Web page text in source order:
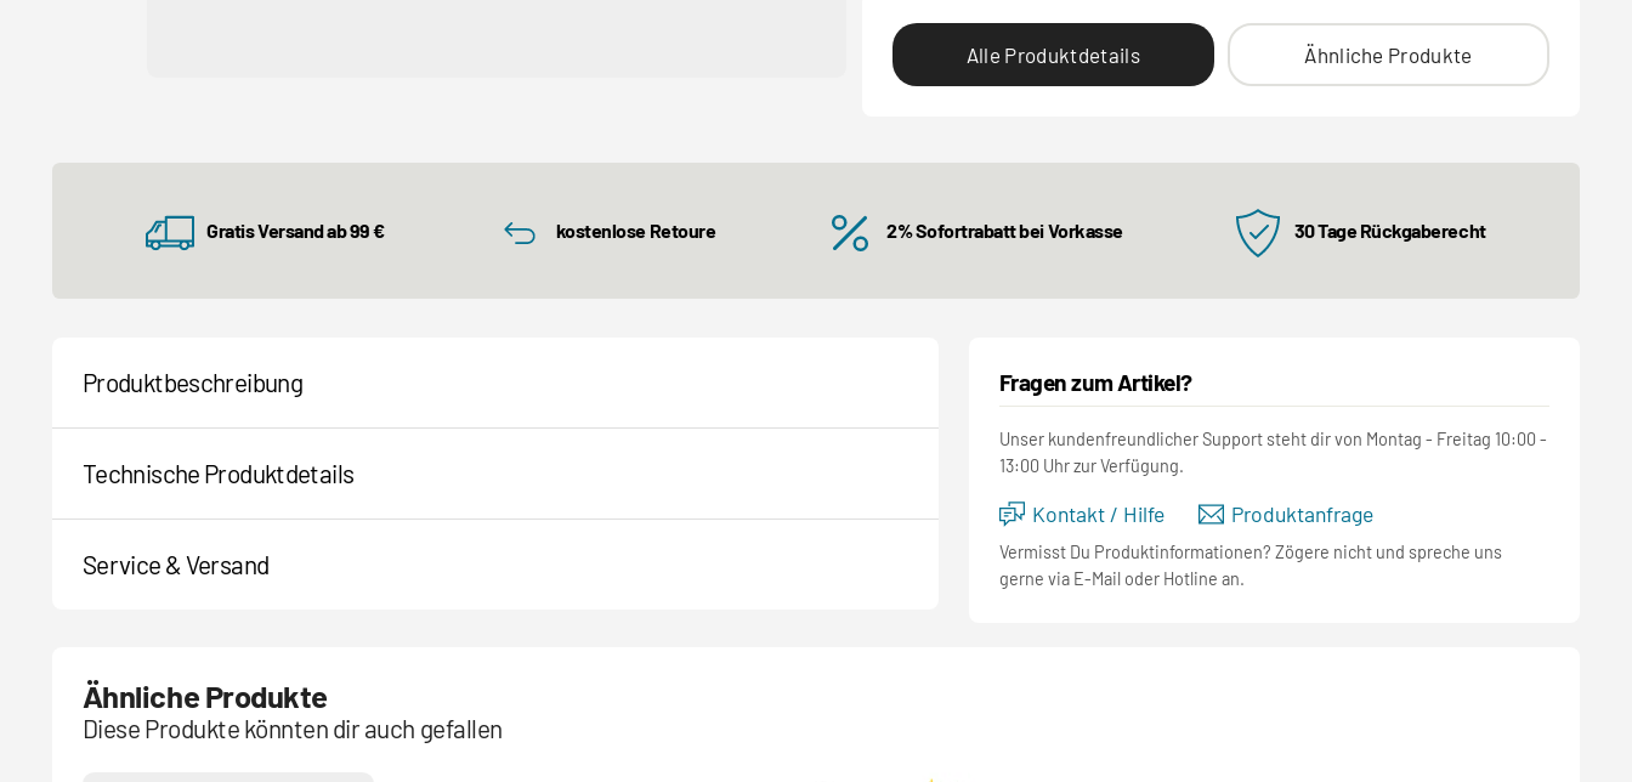
Alle Produktdetails Ähnliche Produkte
Gratis Versand ab 99 € kostenlose Retoure 2% Sofortrabatt bei Vorkasse 30 Tage Rückgaberecht
Produktbeschreibung
Technische Produktdetails
Service & Versand
Fragen zum Artikel?
Unser kundenfreundlicher Support steht dir von Montag - Freitag 10:00 -
13:00 Uhr zur Verfügung.
Kontakt / Hilfe Produktanfrage
Vermisst Du Produktinformationen? Zögere nicht und spreche uns
gerne via E-Mail oder Hotline an.
Ähnliche Produkte
Diese Produkte könnten dir auch gefallen